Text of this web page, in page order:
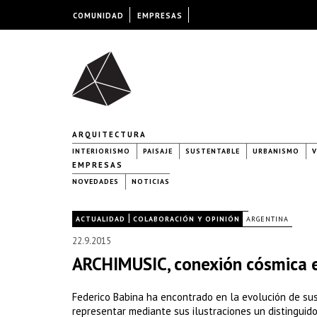
ARQUITECTURA
INTERIORISMO PAISAJE SUSTENTABLE URBANISMO
EMPRESAS
NOVEDADES NOTICIAS
ACTUALIDAD | COLABORACIÓN Y OPINIÓN ARGENTINA
22.9.2015
ARCHIMUSIC, conexión
Federico Babina ha encontrado en la evolución de
representar mediante sus ilustraciones un
COMUNIDAD EMPRESAS